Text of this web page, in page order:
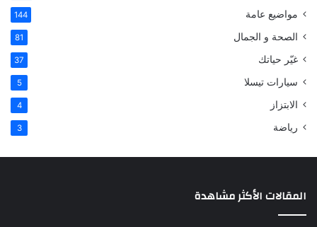
مواضيع عامة 144
الصحة و الجمال 81
غيّر حياتك 37
سيارات تيسلا 5
الابتزاز 4
رياضة 3
المقالات الأكثر مشاهدة